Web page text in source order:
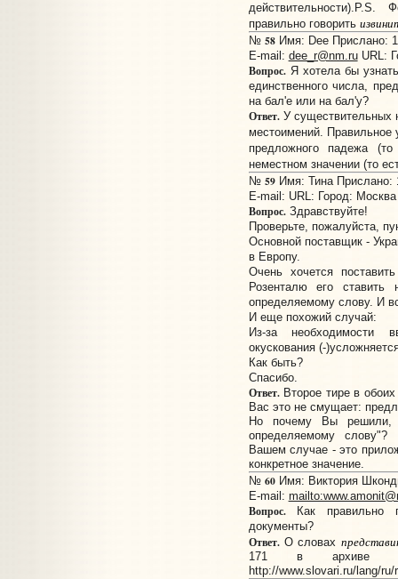
действительности). P.S.
правильно говорить
№ 58Имя: Dee Прислано:
E-mail: dee_r@nm.ruURL:
Вопрос.Я хотела бы
единственного числа,
на бал'е или на бал'у?
Ответ.У существительных
местоимений. Правильное
предложного падежа
неместном значении (то
№ 59Имя: Тина Прислано:
E-mail: URL: Город: Москва
Вопрос.Здравствуйте!
Проверьте, пожалуйста,
Основной поставщик -
в Европу.
Очень хочется
Розенталю его ставить
определяемому слову. И
И еще похожий случай:
Из-за необходимости
окускования (-
Как быть?
Спасибо.
Ответ.Второе тире в обоих
Вас это не смущает:
Но почему Вы решили,
определяемому слову"?
Вашем случае - это
конкретное значение.
№ 60Имя: Виктория
E-mail:
Вопрос.Как правильно
документы?
Ответ.О словах
171 в архиве
http://www.slovari.ru/lang/